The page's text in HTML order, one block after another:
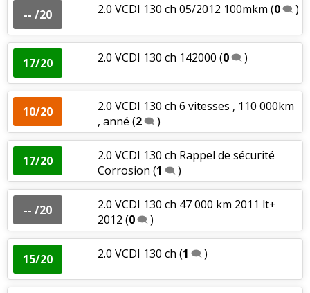
-- /20 2.0 VCDI 130 ch 05/2012 100mkm (0 )
17/20 2.0 VCDI 130 ch 142000 (0 )
10/20
2.0 VCDI 130 ch 6 vitesses , 110 000km
, anné (2 )
17/20
2.0 VCDI 130 ch Rappel de sécurité
Corrosion (1 )
-- /20
2.0 VCDI 130 ch 47 000 km 2011 lt+
2012 (0 )
15/20 2.0 VCDI 130 ch (1 )